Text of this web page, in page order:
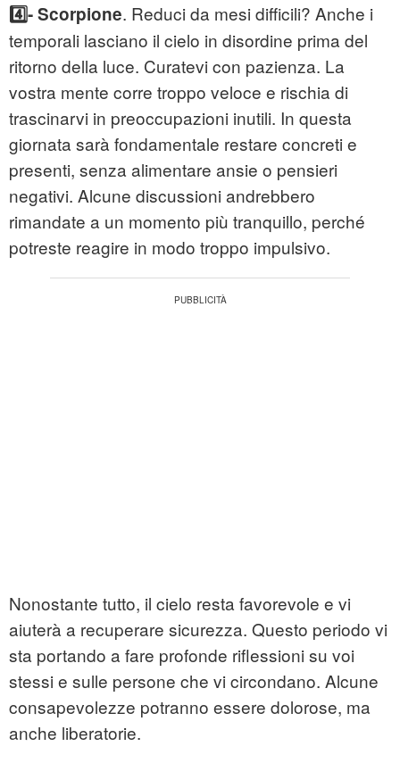
4️⃣- Scorpione. Reduci da mesi difficili? Anche i
temporali lasciano il cielo in disordine prima del
ritorno della luce. Curatevi con pazienza. La
vostra mente corre troppo veloce e rischia di
trascinarvi in preoccupazioni inutili. In questa
giornata sarà fondamentale restare concreti e
presenti, senza alimentare ansie o pensieri
negativi. Alcune discussioni andrebbero
rimandate a un momento più tranquillo, perché
potreste reagire in modo troppo impulsivo.
Nonostante tutto, il cielo resta favorevole e vi
aiuterà a recuperare sicurezza. Questo periodo vi
sta portando a fare profonde riflessioni su voi
stessi e sulle persone che vi circondano. Alcune
consapevolezze potranno essere dolorose, ma
anche liberatorie.